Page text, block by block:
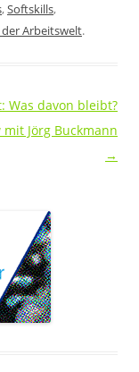
,Softskills,
Arbeitswelt.
Was davon bleibt?
Jörg Buckmann
→